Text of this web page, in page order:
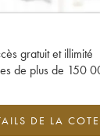
gratuit et illimité
de plus de 150
DE LA COTE